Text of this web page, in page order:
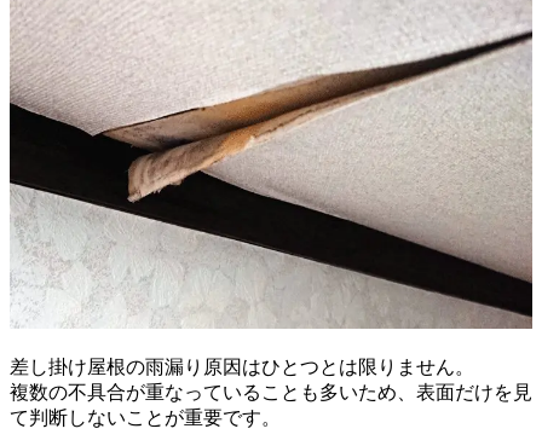
差し掛け屋根の雨漏り原因はひとつとは限りません。
複数の不具合が重なっていることも多いため、表面だけを見
て判断しないことが重要です。